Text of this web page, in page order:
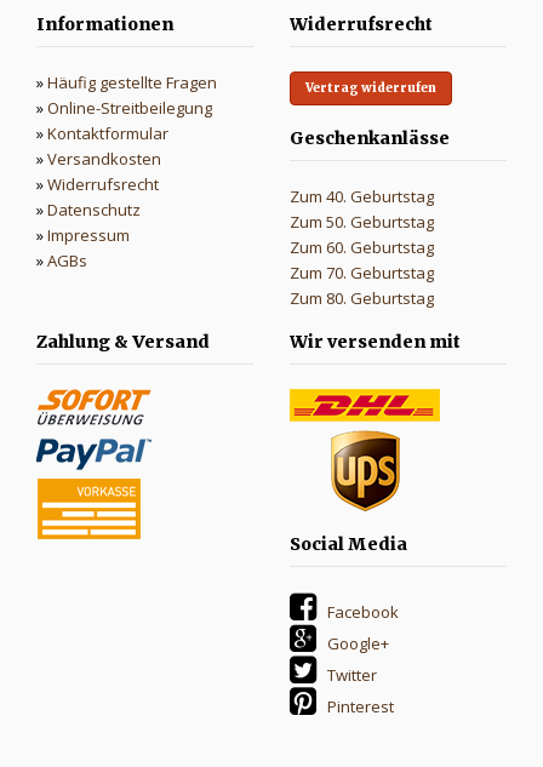
Informationen
»Häufig gestellte Fragen
»Online-Streitbeilegung
»Kontaktformular
»Versandkosten
»Widerrufsrecht
»Datenschutz
»Impressum
»AGBs
Widerrufsrecht
Vertrag widerrufen
Geschenkanlässe
Zum 40. Geburtstag
Zum 50. Geburtstag
Zum 60. Geburtstag
Zum 70. Geburtstag
Zum 80. Geburtstag
Zahlung & Versand
Wir versenden mit
Social Media
Facebook
Google+
Twitter
Pinterest